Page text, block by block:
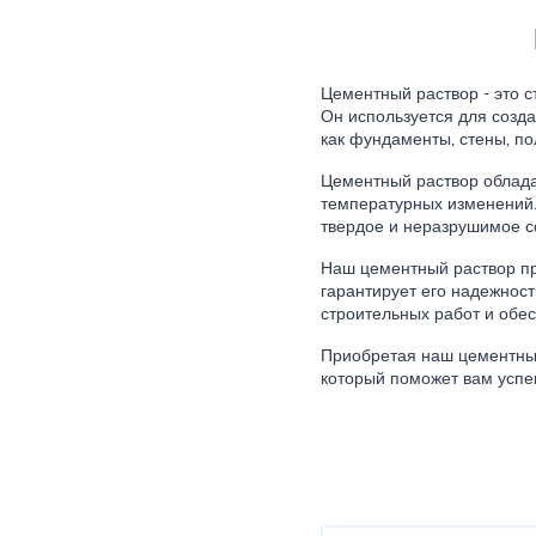
Цементный раствор - это
Он используется для
как фундаменты, стены,
Цементный раствор
температурных
твердое и неразрушимое
Наш цементный раствор
гарантирует его
строительных работ и
Приобретая наш
который поможет вам